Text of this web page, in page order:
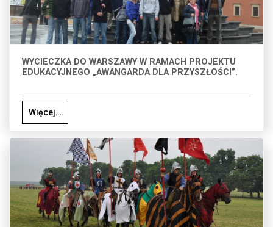
WYCIECZKA DO WARSZAWY W RAMACH PROJEKTU
EDUKACYJNEGO „AWANGARDA DLA PRZYSZŁOŚCI”.
Więcej…